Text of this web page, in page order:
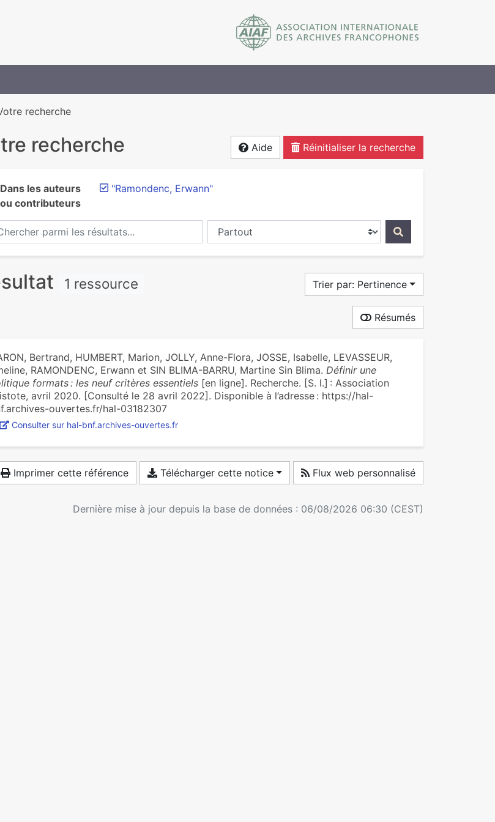
recherche
recherche Aide Réinitialiser la recherche
Dans les auteurs
ou contributeurs
"Ramondenc, Erwann"
parmi les résultats... Chercher dans...
1 ressource Trier par: Pertinence
Résumés
Bertrand, HUMBERT, Marion, JOLLY, Anne-Flora, JOSSE, Isabelle, LEVASSEUR,
RAMONDENC, Erwann et SIN BLIMA-BARRU, Martine Sin Blima. Définir une
formats : les neuf critères essentiels[en ligne]. Recherche. [S. l.] : Association
avril 2020. [Consulté le 28 avril 2022]. Disponible à l’adresse : https://hal-
ouvertes.fr/hal-03182307
Consulter sur hal-bnf.archives-ouvertes.fr
Imprimer cette référence Télécharger cette notice Flux web personnalisé
Dernière mise à jour depuis la base de données : 06/08/2026 06:30 (CEST)